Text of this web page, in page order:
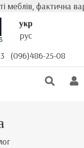
укр
рус
(096)486-25-08